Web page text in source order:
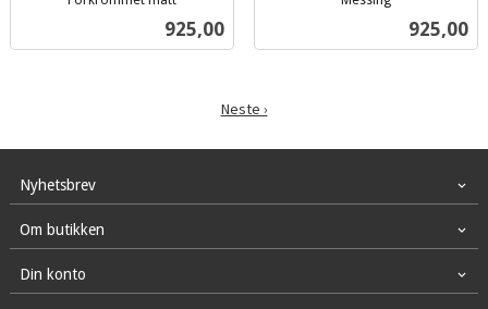
Pris
925,00 Pris
925,00
Neste ›
Nyhetsbrev
Om butikken
Din konto